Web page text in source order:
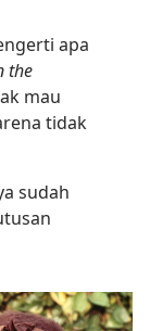
apa
the
mau
tidak
sudah